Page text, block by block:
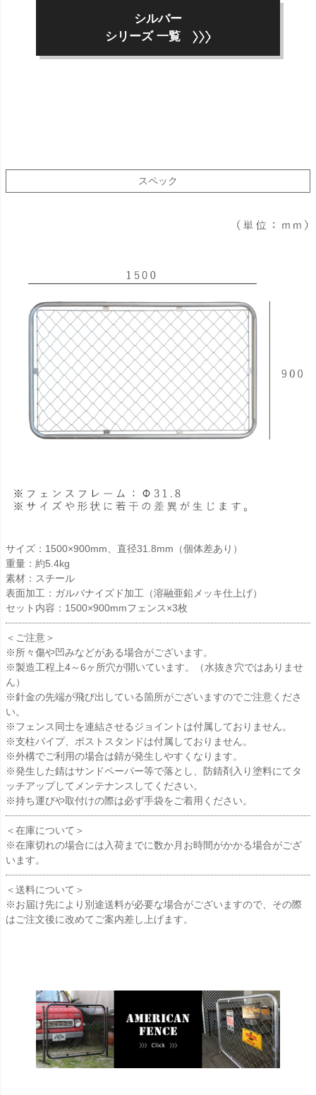
シルバー
シリーズ 一覧
スペック
サイズ：1500×900mm、直径31.8mm（個体差あり）
重量：約5.4kg
素材：スチール
表面加工：ガルバナイズド加工（溶融亜鉛メッキ仕上げ）
セット内容：1500×900mmフェンス×3枚
＜ご注意＞
※所々傷や凹みなどがある場合がございます。
※製造工程上4～6ヶ所穴が開いています。（水抜き穴ではありませ
ん）
※針金の先端が飛び出している箇所がございますのでご注意くださ
い。
※フェンス同士を連結させるジョイントは付属しておりません。
※支柱パイプ、ポストスタンドは付属しておりません。
※外構でご利用の場合は錆が発生しやすくなります。
※発生した錆はサンドペーパー等で落とし、防錆剤入り塗料にてタ
ッチアップしてメンテナンスしてください。
※持ち運びや取付けの際は必ず手袋をご着用ください。
＜在庫について＞
※在庫切れの場合には入荷までに数か月お時間がかかる場合がござ
います。
＜送料について＞
※お届け先により別途送料が必要な場合がございますので、その際
はご注文後に改めてご案内差し上げます。